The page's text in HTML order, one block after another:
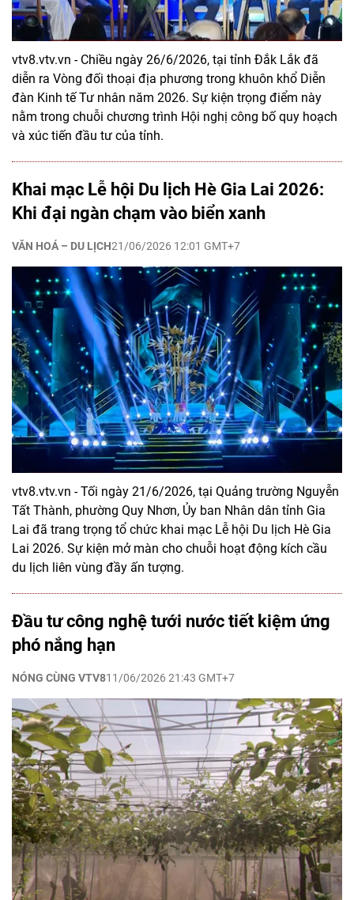
vtv8.vtv.vn - Chiều ngày 26/6/2026, tại tỉnh Đắk Lắk đã
diễn ra Vòng đối thoại địa phương trong khuôn khổ Diễn
đàn Kinh tế Tư nhân năm 2026. Sự kiện trọng điểm này
nằm trong chuỗi chương trình Hội nghị công bố quy hoạch
và xúc tiến đầu tư của tỉnh.
Khai mạc Lễ hội Du lịch Hè Gia Lai 2026:
Khi đại ngàn chạm vào biển xanh
VĂN HOÁ – DU LỊCH21/06/2026 12:01 GMT+7
vtv8.vtv.vn - Tối ngày 21/6/2026, tại Quảng trường Nguyễn
Tất Thành, phường Quy Nhơn, Ủy ban Nhân dân tỉnh Gia
Lai đã trang trọng tổ chức khai mạc Lễ hội Du lịch Hè Gia
Lai 2026. Sự kiện mở màn cho chuỗi hoạt động kích cầu
du lịch liên vùng đầy ấn tượng.
Đầu tư công nghệ tưới nước tiết kiệm ứng
phó nắng hạn
NÓNG CÙNG VTV811/06/2026 21:43 GMT+7